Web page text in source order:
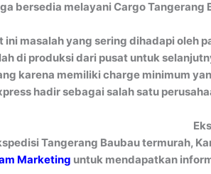
bersedia melayani Cargo
ini masalah yang sering dihadapi oleh
di produksi dari pusat untuk
karena memiliki charge minimum
hadir sebagai salah satu
Tangerang Baubau termurah,
Marketing untuk mendapatkan